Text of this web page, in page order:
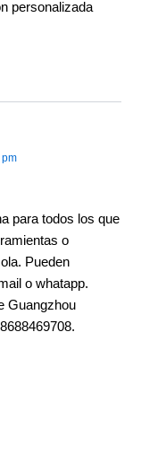
personalizada
para todos los que
o
Pueden
o whatapp.
Guangzhou